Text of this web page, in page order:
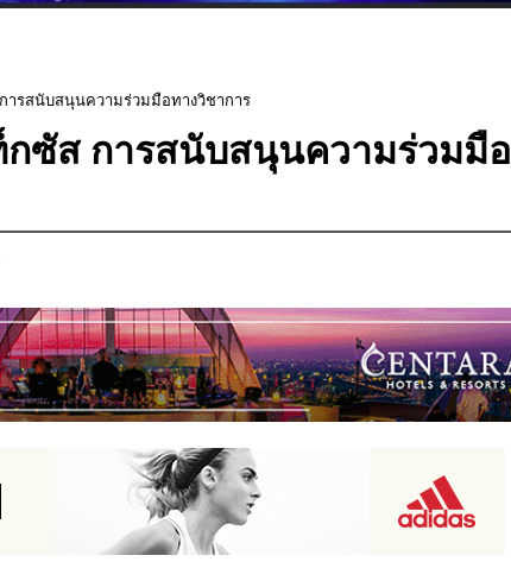
ารสนับสนุนความร่วมมือทางวิชาการ
กซัส การสนับสนุนความร่วมมือ